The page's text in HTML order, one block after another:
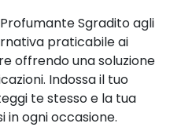
Sgradito agli
praticabile ai
offrendo una soluzione
Indossa il tuo
te stesso e la tua
in ogni occasione.